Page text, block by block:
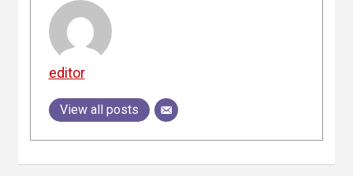
editor
View all posts